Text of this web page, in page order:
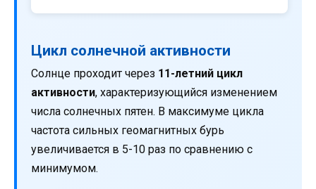
Цикл солнечной активности
Солнце проходит через 11-летний цикл
активности, характеризующийся изменением
числа солнечных пятен. В максимуме цикла
частота сильных геомагнитных бурь
увеличивается в 5-10 раз по сравнению с
минимумом.